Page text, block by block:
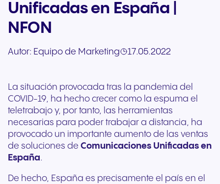
Unificadas en España |
NFON
Autor: Equipo de Marketing 17.05.2022
La situación provocada tras la pandemia del
COVID-19, ha hecho crecer como la espuma el
teletrabajo y, por tanto, las herramientas
necesarias para poder trabajar a distancia, ha
provocado un importante aumento de las ventas
de soluciones de Comunicaciones Unificadas en
España.
De hecho, España es precisamente el país en el